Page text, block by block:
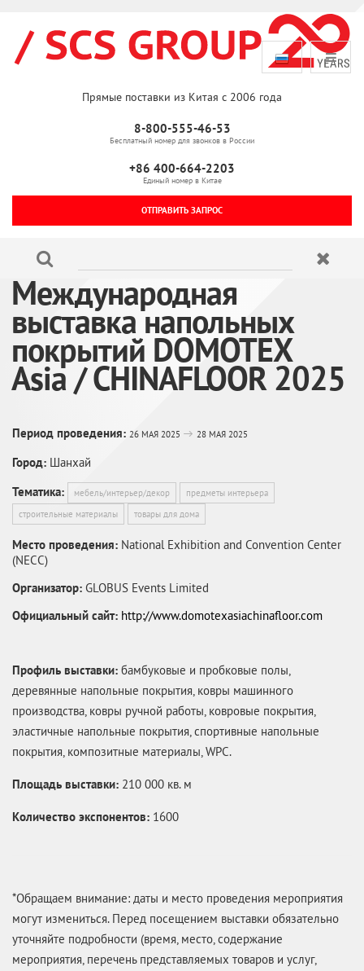
Прямые поставки из Китая с 2006 года
8-800-555-46-53
Бесплатный номер для звонков в России
+86 400-664-2203
Единый номер в Китае
ОТПРАВИТЬ ЗАПРОС
Международная
выставка напольных
покрытий DOMOTEX
Asia / CHINAFLOOR 2025
Период проведения: 26 МАЯ 2025 28 МАЯ 2025
Город: Шанхай
Тематика:
мебель/интерьер/декор
предметы интерьера
строительные материалы
товары для дома
Место проведения: National Exhibition and Convention Center
(NECC)
Организатор: GLOBUS Events Limited
Официальный сайт: http://www.domotexasiachinafloor.com
Профиль выставки: бамбуковые и пробковые полы,
деревянные напольные покрытия, ковры машинного
производства, ковры ручной работы, ковровые покрытия,
эластичные напольные покрытия, спортивные напольные
покрытия, композитные материалы, WPC.
Площадь выставки: 210 000 кв. м
Количество экспонентов: 1600
*Обращаем внимание: даты и место проведения мероприятия
могут измениться. Перед посещением выставки обязательно
уточняйте подробности (время, место, содержание
мероприятия, перечень представляемых товаров и услуг,